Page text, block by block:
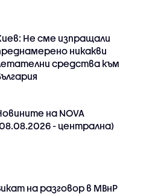
Не сме изпращали
никакви
средства към
на NOVA
- централна)
на разговор в МВнР